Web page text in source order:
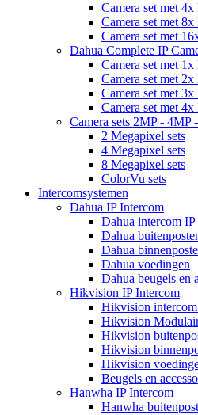
Camera set met 4x
Camera set met 8x
Camera set met
Dahua Complete IP
Camera set met 1x
Camera set met 2x
Camera set met 3x
Camera set met 4x
Camera sets 2MP - 4MP
2 Megapixel sets
4 Megapixel sets
8 Megapixel sets
ColorVu sets
Intercomsystemen
Dahua IP Intercom
Dahua intercom IP
Dahua
Dahua
Dahua voedingen
Dahua beugels en
Hikvision IP Intercom
Hikvision intercom
Hikvision
Hikvision
Hikvision
Hikvision
Beugels en
Hanwha IP Intercom
Hanwha